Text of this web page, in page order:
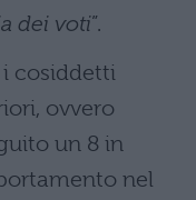
dei voti”.
cosiddetti
ovvero
un 8 in
nel